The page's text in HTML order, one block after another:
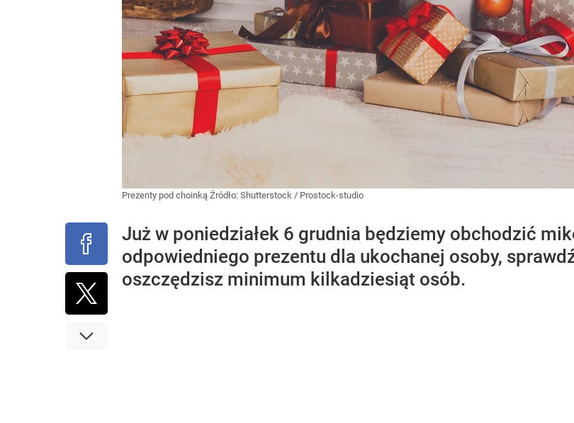
Prezenty pod choinką Źródło: Shutterstock / Prostock-studio
Już w poniedziałek 6 grudnia będziemy obchodzić
odpowiedniego prezentu dla ukochanej osoby,
oszczędzisz minimum kilkadziesiąt osób.